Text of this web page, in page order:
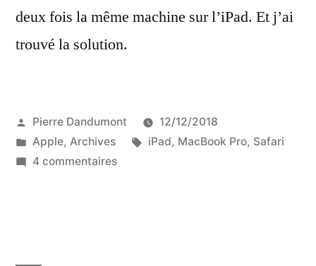
deux fois la même machine sur l’iPad. Et j’ai
trouvé la solution.
Publié
par
Pierre Dandumont
12/12/2018
Publié
dans
Apple, Archives Étiquettes :
iPad, MacBook Pro, Safari
4 commentairessur